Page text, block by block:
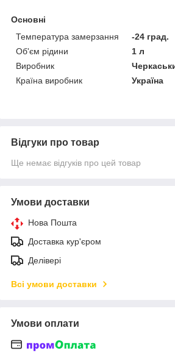
Основні
Температура замерзання
-24 град.
Об'єм рідини
1 л
Виробник
Країна виробник
Україна
Відгуки про товар
Ще немає відгуків про цей товар
Умови доставки
Нова Пошта
Доставка кур'єром
Делівері
Всі умови доставки
Умови оплати